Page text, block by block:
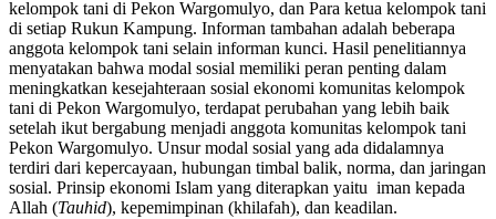
kelompok tani di Pekon Wargomulyo, dan Para ketua kelompok tani
di setiap Rukun Kampung. Informan tambahan adalah beberapa
anggota kelompok tani selain informan kunci. Hasil penelitiannya
menyatakan bahwa modal sosial memiliki peran penting dalam
meningkatkan kesejahteraan sosial ekonomi komunitas kelompok
tani di Pekon Wargomulyo, terdapat perubahan yang lebih baik
setelah ikut bergabung menjadi anggota komunitas kelompok tani
Pekon Wargomulyo. Unsur modal sosial yang ada didalamnya
terdiri dari kepercayaan, hubungan timbal balik, norma, dan jaringan
sosial. Prinsip ekonomi Islam yang diterapkan yaitu iman kepada
Allah (Tauhid), kepemimpinan (khilafah), dan keadilan.